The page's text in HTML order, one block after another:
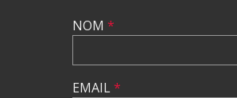
NOM *
EMAIL*